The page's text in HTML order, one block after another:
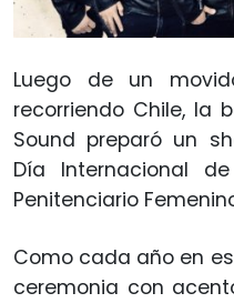
Luego de un
recorriendo Chile, la
Sound preparó un
Día Internacional
Penitenciario
Como cada año en
ceremonia con